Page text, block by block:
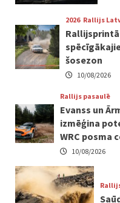
2026 Rallijs
Rallijsprintā
šosezon
10/08/2026
Rallijs pasaulē
Evanss un
izmēģina
WRC posma
10/08/2026